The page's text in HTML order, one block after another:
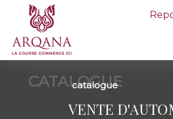
CATALOGUE
catalogue
VENTE